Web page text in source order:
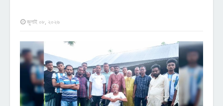
জুলাই ০৮, ২০২৬